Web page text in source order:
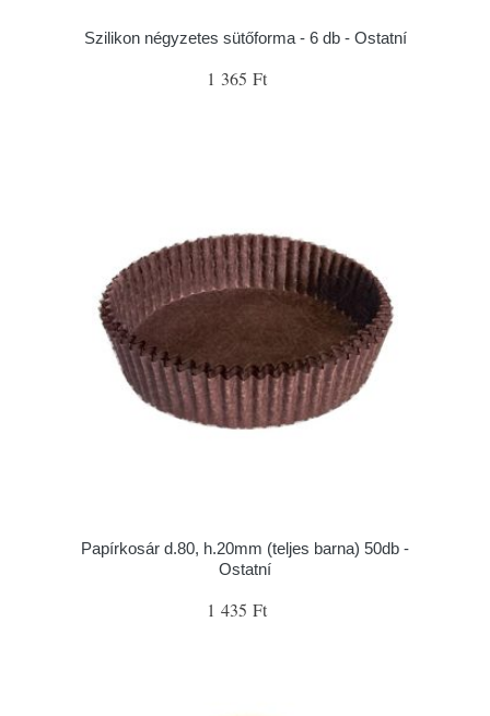
Szilikon négyzetes sütőforma - 6 db - Ostatní
1 365 Ft
Papírkosár d.80, h.20mm (teljes barna) 50db -
Ostatní
1 435 Ft